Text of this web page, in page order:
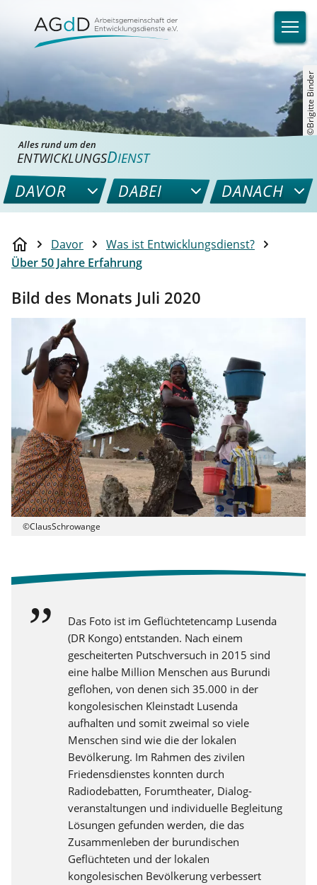
©Brigitte Binder
Alles rund um den
ENTWICKLUNGSDIENST
DAVOR DABEI DANACH
Davor
Was ist Entwicklungsdienst?
Über 50 Jahre Erfahrung
Bild des Monats Juli 2020
©ClausSchrowange
Das Foto ist im Geflüchtetencamp Lusenda
(DR Kongo) entstanden. Nach einem
gescheiterten Putschversuch in 2015 sind
eine halbe Million Menschen aus Burundi
geflohen, von denen sich 35.000 in der
kongolesischen Kleinstadt Lusenda
aufhalten und somit zweimal so viele
Menschen sind wie die der lokalen
Bevölkerung. Im Rahmen des zivilen
Friedensdienstes konnten durch
Radiodebatten, Forumtheater, Dialog-
veranstaltungen und individuelle Begleitung
Lösungen gefunden werden, die das
Zusammenleben der burundischen
Geflüchteten und der lokalen
kongolesischen Bevölkerung verbessert